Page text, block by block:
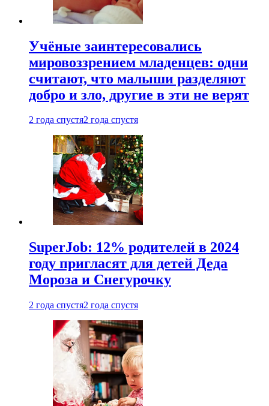
Учёные заинтересовались
мировоззрением младенцев: одни
считают, что малыши разделяют
добро и зло, другие в эти не верят
2 года спустя2 года спустя
SuperJob: 12% родителей в 2024
году пригласят для детей Деда
Мороза и Снегурочку
2 года спустя2 года спустя